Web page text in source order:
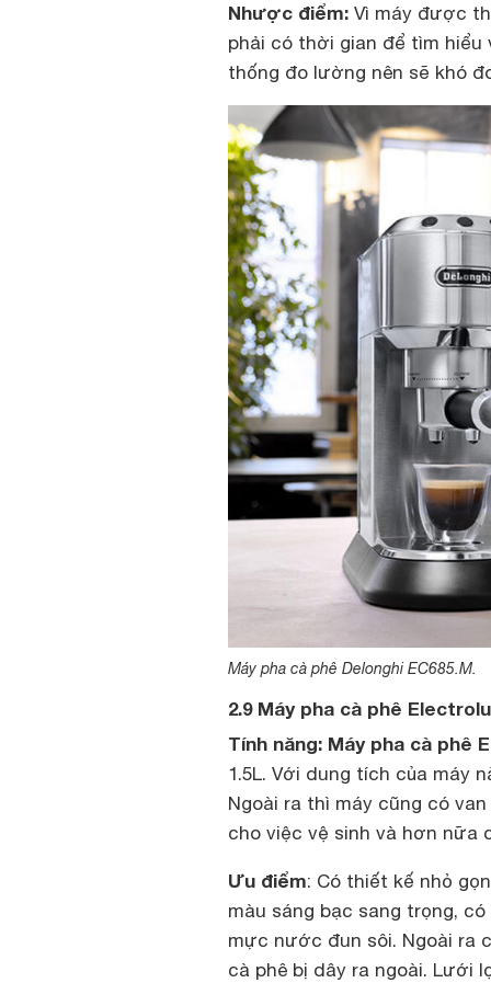
Nhược điểm: Vì máy được
phải có thời gian để tìm hiểu
thống đo lường nên sẽ khó
Máy pha cà phê Delonghi EC685.M.
2.9 Máy pha cà phê
Tính năng: Máy pha cà phê
1.5L. Với dung tích của máy
Ngoài ra thì máy cũng có
cho việc vệ sinh và hơn nữa
Ưu điểm: Có thiết kế nhỏ
màu sáng bạc sang trọng,
mực nước đun sôi. Ngoài ra
cà phê bị dây ra ngoài. Lưới